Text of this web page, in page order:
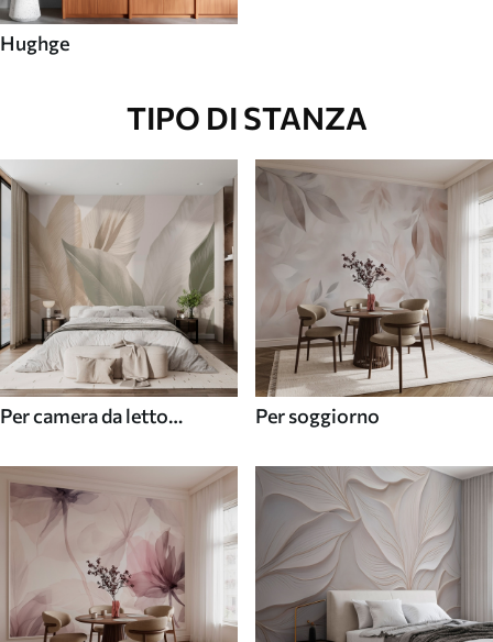
Hughge
TIPO DI STANZA
Per camera da letto
Per soggiorno